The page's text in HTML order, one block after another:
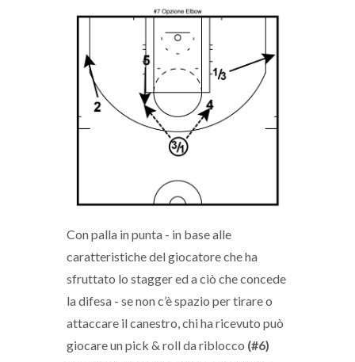
Con palla in punta - in base alle
caratteristiche del giocatore che ha
sfruttato lo stagger ed a ciò che concede
la difesa - se non c’è spazio per tirare o
attaccare il canestro, chi ha ricevuto può
giocare un pick & roll da riblocco (#6)